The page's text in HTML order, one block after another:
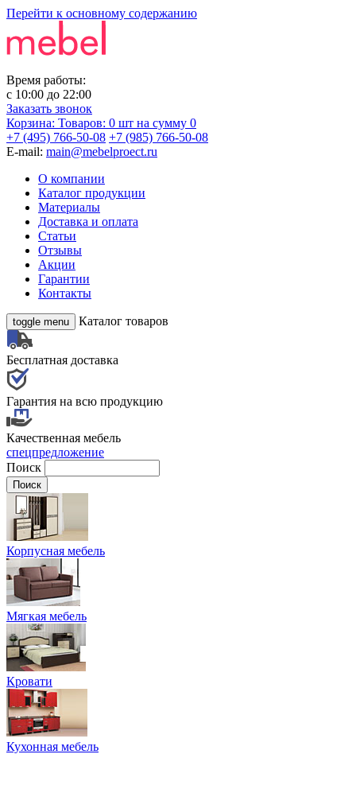
Перейти к основному содержанию
Время работы:
с 10:00 до 22:00
Заказать звонок
Корзина: Товаров: 0 шт на сумму 0
+7 (495) 766-50-08 +7 (985) 766-50-08
E-mail: main@mebelproect.ru
О компании
Каталог продукции
Материалы
Доставка и оплата
Статьи
Отзывы
Акции
Гарантии
Контакты
toggle menu Каталог товаров
Бесплатная доставка
Гарантия на всю продукцию
Качественная мебель
спецпредложение
Поиск
Корпусная мебель
Мягкая мебель
Кровати
Кухонная мебель